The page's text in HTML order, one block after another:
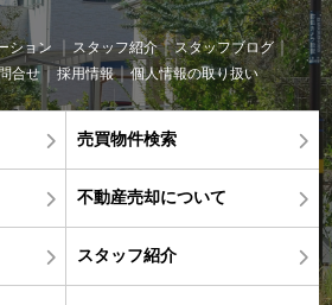
ション スタッフ紹介
スタッフブログ
合せ 採用情報 個人情報の取り扱い
売買物件検索
不動産売却について
スタッフ紹介